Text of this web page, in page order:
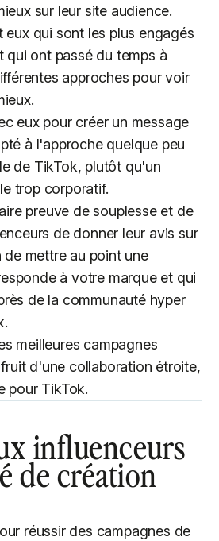
sur leur site audience.
qui sont les plus engagés
qui ont passé du temps à
approches pour voir
eux pour créer un message
à l'approche quelque peu
de TikTok, plutôt qu'un
trop corporatif.
preuve de souplesse et de
de donner leur avis sur
mettre au point une
à votre marque et qui
de la communauté hyper
meilleures campagnes
d'une collaboration étroite,
pour TikTok.
influenceurs
de création
réussir des campagnes de